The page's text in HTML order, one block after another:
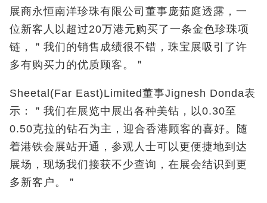
展商永恒南洋珍珠有限公司董事庞茹庭透露，一
位新客人以超过20万港元购买了一条金色珍珠项
链，＂我们的销售成绩很不错，珠宝展吸引了许
多有购买力的优质顾客。＂
Sheetal(Far East)Limited董事Jignesh Donda表
示：＂我们在展览中展出各种美钻，以0.30至
0.50克拉的钻石为主，迎合香港顾客的喜好。随
着港铁会展站开通，参观人士可以更便捷地到达
展场，现场我们接获不少查询，在展会结识到更
多新客户。＂